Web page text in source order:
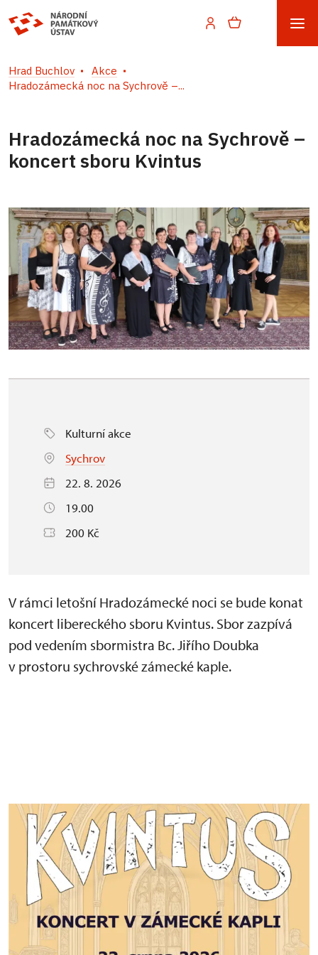
Hrad Buchlov
Akce
Hradozámecká noc na Sychrově –...
Hradozámecká noc na Sychrově –
koncert sboru Kvintus
Kulturní akce
Sychrov
22. 8. 2026
19.00
200 Kč
V rámci letošní Hradozámecké noci se bude konat
koncert libereckého sboru Kvintus. Sbor zazpívá
pod vedením sbormistra Bc. Jiřího Doubka
v prostoru sychrovské zámecké kaple.